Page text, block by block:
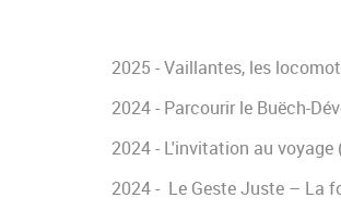
2025 - Vaillantes, les
2024 - Parcourir le Buëch-
2024 - L'invitation au voyage
2024 - Le Geste Juste – La